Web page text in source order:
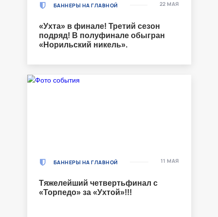
БАННЕРЫ НА ГЛАВНОЙ
«Ухта» в финале! Третий сезон
подряд! В полуфинале обыгран
«Норильский никель».
22 МАЯ
БАННЕРЫ НА ГЛАВНОЙ
Тяжелейший четвертьфинал с
«Торпедо» за «Ухтой»!!!
11 МАЯ